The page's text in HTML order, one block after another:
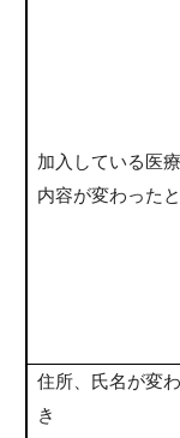
加入している医
内容が変わった
住所、氏名が変
き